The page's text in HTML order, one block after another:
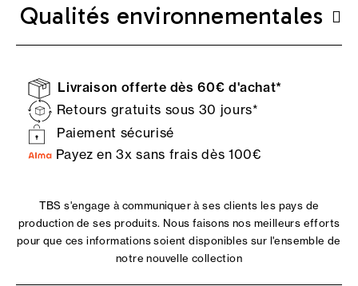
Qualités environnementales
Livraison offerte dès 60€ d'achat*
Retours gratuits sous 30 jours*
Paiement sécurisé
Payez en 3x sans frais dès 100€
TBS s'engage à communiquer à ses clients les pays de
production de ses produits. Nous faisons nos meilleurs efforts
pour que ces informations soient disponibles sur l'ensemble de
notre nouvelle collection